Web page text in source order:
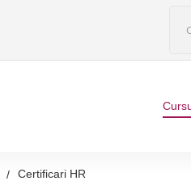
Certificari HR